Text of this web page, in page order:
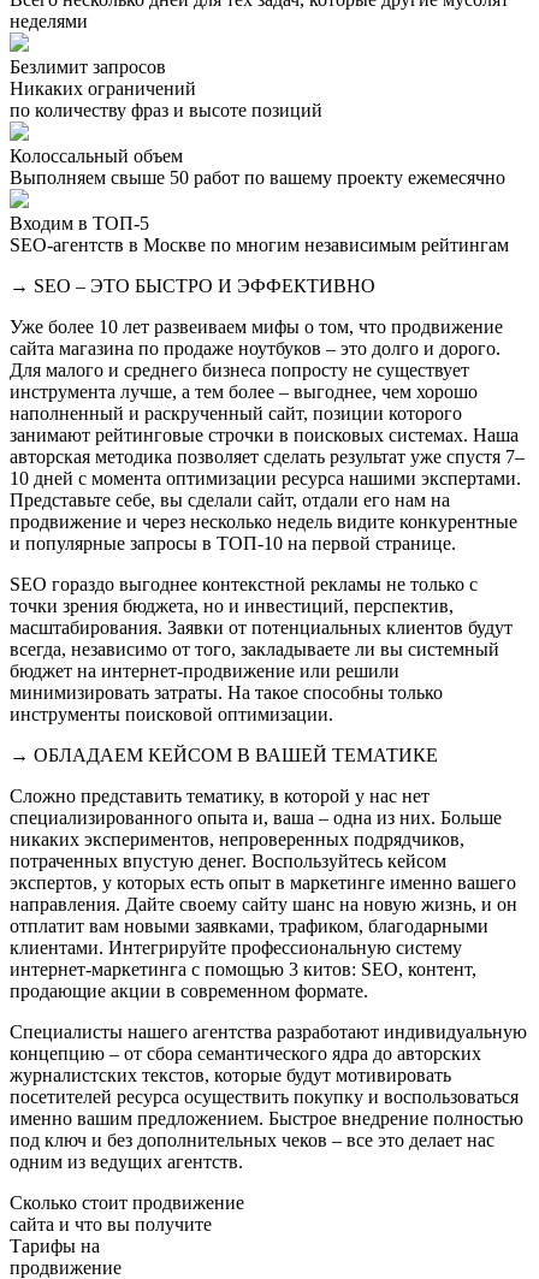
неделями
Безлимит запросов
Никаких ограничений
по количеству фраз и высоте позиций
Колоссальный объем
Выполняем свыше 50 работ по вашему проекту ежемесячно
Входим в ТОП-5
SEO-агентств в Москве по многим независимым рейтингам
→ SEO – ЭТО БЫСТРО И ЭФФЕКТИВНО
Уже более 10 лет развеиваем мифы о том, что продвижение
сайта магазина по продаже ноутбуков – это долго и дорого.
Для малого и среднего бизнеса попросту не существует
инструмента лучше, а тем более – выгоднее, чем хорошо
наполненный и раскрученный сайт, позиции которого
занимают рейтинговые строчки в поисковых системах. Наша
авторская методика позволяет сделать результат уже спустя 7–
10 дней с момента оптимизации ресурса нашими экспертами.
Представьте себе, вы сделали сайт, отдали его нам на
продвижение и через несколько недель видите конкурентные
и популярные запросы в ТОП-10 на первой странице.
SEO гораздо выгоднее контекстной рекламы не только с
точки зрения бюджета, но и инвестиций, перспектив,
масштабирования. Заявки от потенциальных клиентов будут
всегда, независимо от того, закладываете ли вы системный
бюджет на интернет-продвижение или решили
минимизировать затраты. На такое способны только
инструменты поисковой оптимизации.
→ ОБЛАДАЕМ КЕЙСОМ В ВАШЕЙ ТЕМАТИКЕ
Сложно представить тематику, в которой у нас нет
специализированного опыта и, ваша – одна из них. Больше
никаких экспериментов, непроверенных подрядчиков,
потраченных впустую денег. Воспользуйтесь кейсом
экспертов, у которых есть опыт в маркетинге именно вашего
направления. Дайте своему сайту шанс на новую жизнь, и он
отплатит вам новыми заявками, трафиком, благодарными
клиентами. Интегрируйте профессиональную систему
интернет-маркетинга с помощью 3 китов: SEO, контент,
продающие акции в современном формате.
Специалисты нашего агентства разработают индивидуальную
концепцию – от сбора семантического ядра до авторских
журналистских текстов, которые будут мотивировать
посетителей ресурса осуществить покупку и воспользоваться
именно вашим предложением. Быстрое внедрение полностью
под ключ и без дополнительных чеков – все это делает нас
одним из ведущих агентств.
Сколько стоит продвижение
сайта и что вы получите
Тарифы на
продвижение